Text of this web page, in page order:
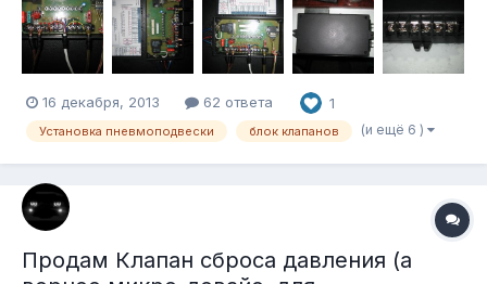
16 декабря, 2013 62 ответа 1
Установка пневмоподвески блок клапанов (и ещё 6 )
Продам Клапан сброса давления (а